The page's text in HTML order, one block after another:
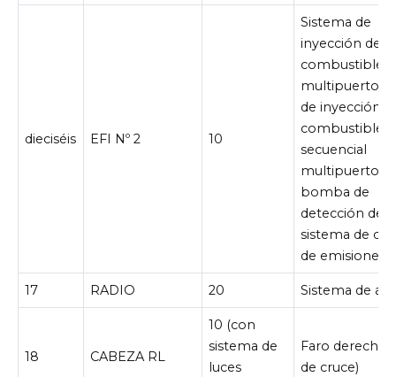
dieciséis EFI Nº 2 10
Sistema de
inyección de
combustible
multipuerto/
de inyección
combustible
secuencial
multipuerto,
bomba de
detección de
sistema de
de emisiones
17 RADIO 20 Sistema de
18 CABEZA RL
10 (con
sistema de
luces
Faro derecho
de cruce)